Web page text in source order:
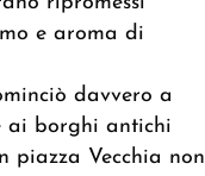
e aroma di
davvero a
ai borghi antichi
piazza Vecchia non